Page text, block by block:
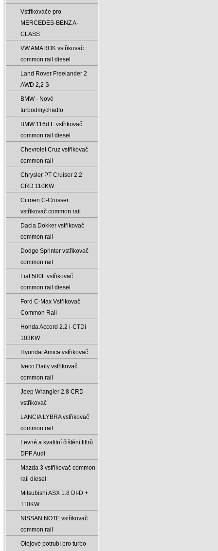
Vstřikovače pro
MERCEDES-BENZ A-
CLASS
VW AMAROK vstřikovač
common rail diesel
Land Rover Freelander 2
AWD 2‚2 S
BMW - Nové
turbodmychadlo
BMW 116d E vstřikovač
common rail diesel
Chevrolet Cruz vstřikovač
common rail
Chrysler PT Cruiser 2.2
CRD 110KW
Citroen C-Crosser
vstřikovač common rail
Dacia Dokker vstřikovač
common rail
Dodge Sprinter vstřikovač
common rail
Fiat 500L vstřikovač
common rail diesel
Ford C-Max Vstřikovač
Common Rail
Honda Accord 2.2 i-CTDi
103KW
Hyundai Amica vstřikovač
Iveco Daily vstřikovač
common rail
Jeep Wrangler 2‚8 CRD
vstřikovač
LANCIA LYBRA vstřikovač
common rail
Levné a kvalitní čištění filtrů
DPF Audi
Mazda 3 vstřikovač common
rail diesel
Mitsubishi ASX 1.8 DI-D +
110KW
NISSAN NOTE vstřikovač
common rail
Olejové potrubí pro turbo